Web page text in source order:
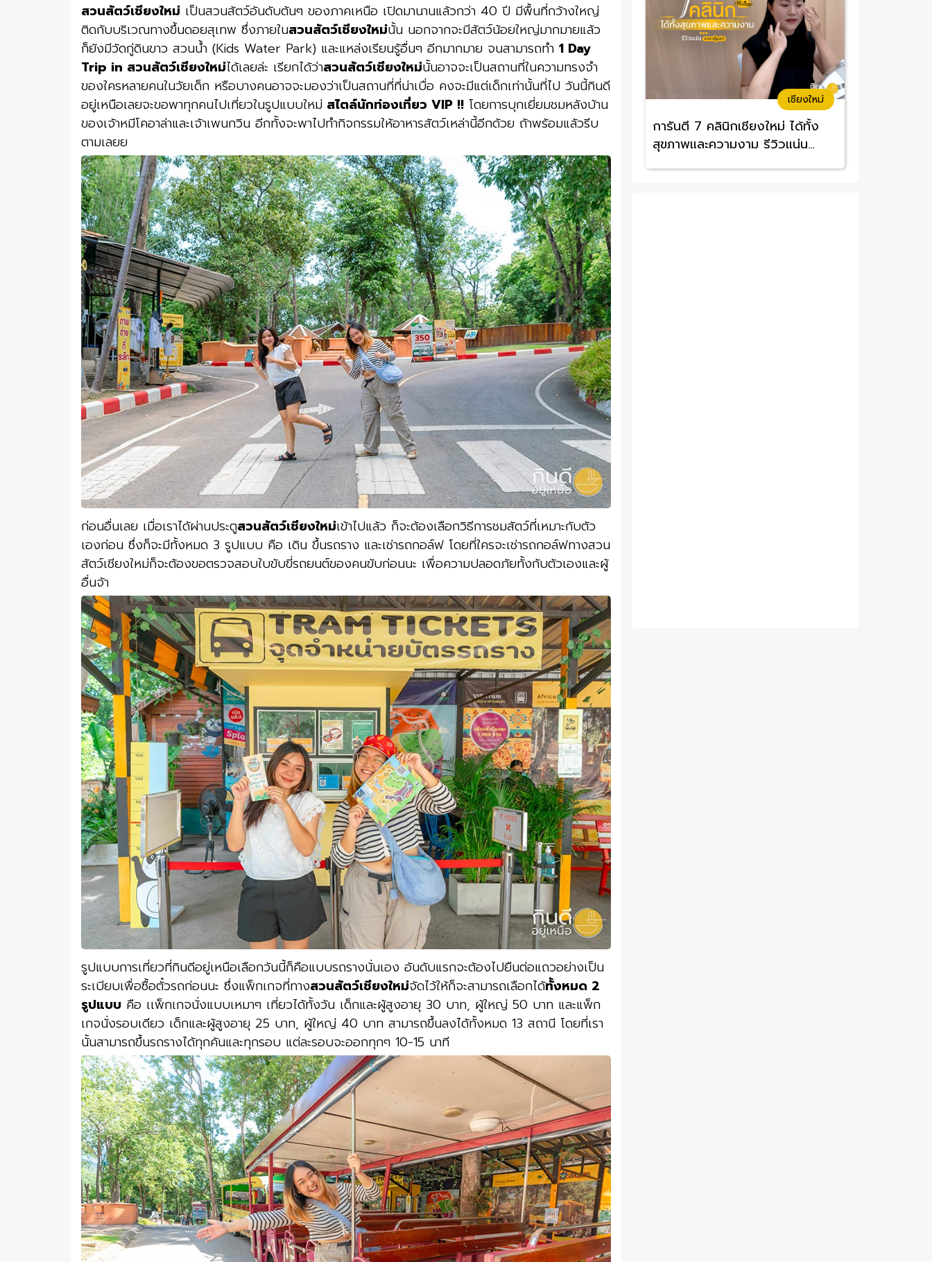
สวนสัตว์เชียงใหม่ เป็นสวนสัตว์อันดับต้นๆ ของภาคเหนือ เปิดมานานแล้วกว่า 40 ปี มีพื้นที่กว้างใหญ่
ติดกับบริเวณทางขึ้นดอยสุเทพ ซึ่งภายในสวนสัตว์เชียงใหม่นั้น นอกจากจะมีสัตว์น้อยใหญ่มากมายแล้ว
ก็ยังมีวัดกู่ดินขาว สวนน้ำ (Kids Water Park) และแหล่งเรียนรู้อื่นๆ อีกมากมาย จนสามารถทำ 1 Day
Trip in สวนสัตว์เชียงใหม่ได้เลยล่ะ เรียกได้ว่าสวนสัตว์เชียงใหม่นั้นอาจจะเป็นสถานที่ในความทรงจำ
ของใครหลายคนในวัยเด็ก หรือบางคนอาจจะมองว่าเป็นสถานที่ที่น่าเบื่อ คงจะมีแต่เด็กเท่านั้นที่ไป วันนี้กินดี
อยู่เหนือเลยจะขอพาทุกคนไปเที่ยวในรูปแบบใหม่ สไตล์นักท่องเที่ยว VIP !! โดยการบุกเยี่ยมชมหลังบ้าน
ของเจ้าหมีโคอาล่าและเจ้าเพนกวิน อีกทั้งจะพาไปทำกิจกรรมให้อาหารสัตว์เหล่านี้อีกด้วย ถ้าพร้อมแล้วรีบ
ตามเลยย
ก่อนอื่นเลย เมื่อเราได้ผ่านประตูสวนสัตว์เชียงใหม่เข้าไปแล้ว ก็จะต้องเลือกวิธีการชมสัตว์ที่เหมาะกับตัว
เองก่อน ซึ่งก็จะมีทั้งหมด 3 รูปแบบ คือ เดิน ขึ้นรถราง และเช่ารถกอล์ฟ โดยที่ใครจะเช่ารถกอล์ฟทางสวน
สัตว์เชียงใหม่ก็จะต้องขอตรวจสอบใบขับขี่รถยนต์ของคนขับก่อนนะ เพื่อความปลอดภัยทั้งกับตัวเองและผู้
อื่นจ้า
รูปแบบการเที่ยวที่กินดีอยู่เหนือเลือกวันนี้ก็คือแบบรถรางนั่นเอง อันดับแรกจะต้องไปยืนต่อแถวอย่างเป็น
ระเบียบเพื่อซื้อตั๋วรถก่อนนะ ซึ่งแพ็กเกจที่ทางสวนสัตว์เชียงใหม่จัดไว้ให้ก็จะสามารถเลือกได้ทั้งหมด 2
รูปแบบ คือ เเพ็กเกจนั่งแบบเหมาๆ เที่ยวได้ทั้งวัน เด็กและผู้สูงอายุ 30 บาท, ผู้ใหญ่ 50 บาท และแพ็ก
เกจนั่งรอบเดียว เด็กและผู้สูงอายุ 25 บาท, ผู้ใหญ่ 40 บาท สามารถขึ้นลงได้ทั้งหมด 13 สถานี โดยที่เรา
นั้นสามารถขึ้นรถรางได้ทุกคันและทุกรอบ แต่ละรอบจะออกทุกๆ 10-15 นาที
เชียงใหม่
การันตี 7 คลินิกเชียงใหม่ ได้ทั้ง
สุขภาพและความงาม รีวิวแน่น